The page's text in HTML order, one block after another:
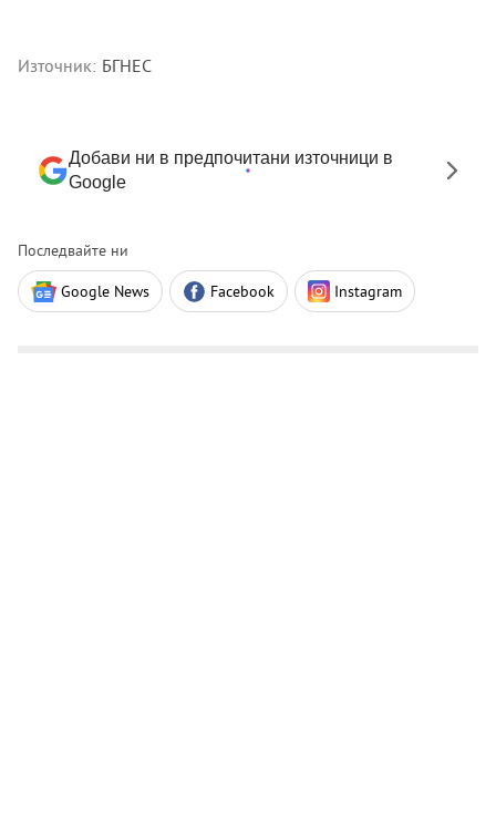
Източник: БГНЕС
Добави ни в предпочитани източници в
Google
Последвайте ни
Google News Facebook Instagram